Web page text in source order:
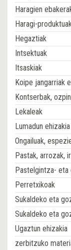
Haragien
Haragi-
Hegaztiak
Intsektuak
Itsaskiak
Koipe jangarriak
Kontserbak,
Lekaleak
Lumadun ehizakia
Ongailuak,
Pastak, arrozak,
Pastelgintza- eta
Perretxikoak
Sukaldeko eta
Sukaldeko eta
Ugaztun ehizakia
zerbitzuko